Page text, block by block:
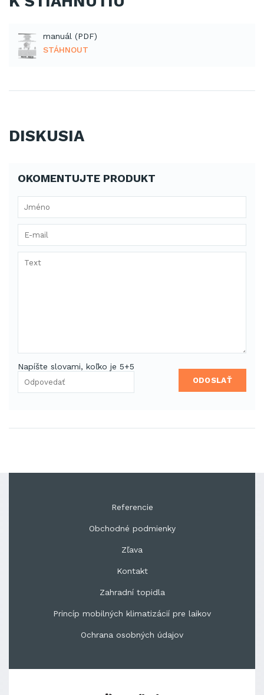
manuál (PDF)
STÁHNOUT
DISKUSIA
OKOMENTUJTE PRODUKT
Napíšte slovami, koľko je 5+5
ODOSLAŤ
Referencie
Obchodné podmienky
Zľava
Kontakt
Zahradní topidla
Princíp mobilných klimatizácií pre laikov
Ochrana osobných údajov